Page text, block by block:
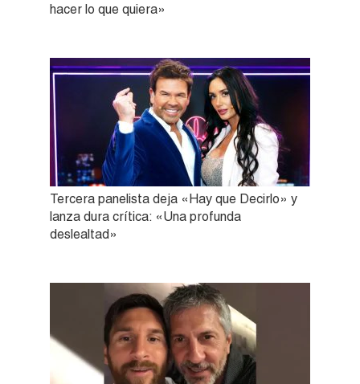
hacer lo que quiera»
Tercera panelista deja «Hay que Decirlo» y
lanza dura crítica: «Una profunda
deslealtad»